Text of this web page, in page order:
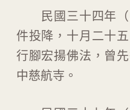
民國三十四年（
件投降，十月二十
行腳宏揚佛法，曾
中慈航寺。